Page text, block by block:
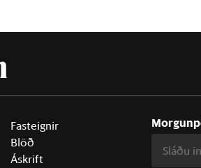
Fasteignir
Blöð
Áskrift